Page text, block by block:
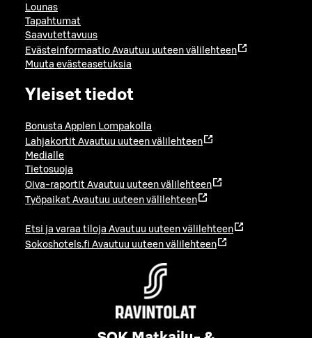
Lounas
Tapahtumat
Saavutettavuus
Evästeinformaatio Avautuu uuteen välilehteen
Muuta evästeasetuksia
Yleiset tiedot
Bonusta Applen Lompakolla
Lahjakortit Avautuu uuteen välilehteen
Medialle
Tietosuoja
Oiva-raportit Avautuu uuteen välilehteen
Työpaikat Avautuu uuteen välilehteen
Etsi ja varaa tiloja Avautuu uuteen välilehteen
Sokoshotels.fi Avautuu uuteen välilehteen